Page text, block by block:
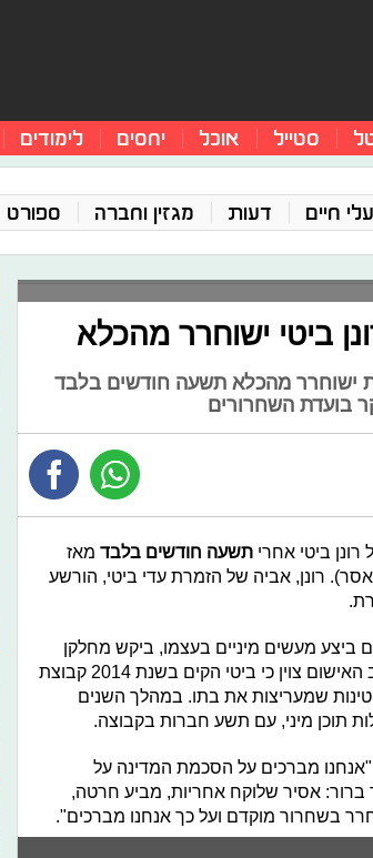
סטייל אוכל יחסים לימודים
חיים דעות מגזין וחברה ספורט
ביטי ישוחרר מהכלא
ישוחרר מהכלא תשעה חודשים בלבד
בועדת השחרורים
ביטי אחרי תשעה חודשים בלבד מאז
בכלא (במקום 20 חודשי מאסר). רונן, אביה של הזמרת עדי ביטי, הורשע
מעשים מיניים בעצמו, ביקש מחלקן
לבצע מעשים מגונים בעצמן ואף איים עליהן. בכתב האישום צוין כי ביטי הקים בשנת 2014 קבוצת
"ביטי אימפריה", שבה היו חברות כ-70 קטינות שמעריצות את בתו. במהלך השנים
מברכים על הסכמת המדינה על
ברור: אסיר שלוקח אחריות, מביע חרטה,
בשחרור מוקדם ועל כך אנחנו מברכים".